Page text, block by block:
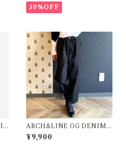
30%OFF
ARCH&LINE OG DENIM
Pants 黒 ( XL )
¥9,900